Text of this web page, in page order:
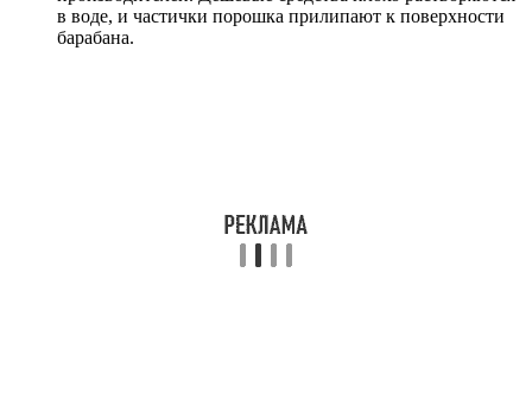
в воде, и частички порошка прилипают к поверхности
барабана.